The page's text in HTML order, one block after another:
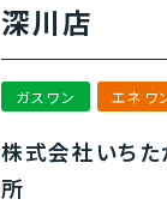
深川店
ガスワン エネワ
株式会社いち
所